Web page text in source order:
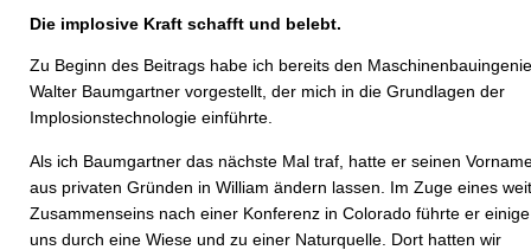
Die implosive Kraft schafft und belebt.
Zu Beginn des Beitrags habe ich bereits den
Walter Baumgartner vorgestellt, der mich in die Grundlagen der
Implosionstechnologie einführte.
Als ich Baumgartner das nächste Mal traf, hatte er seinen
aus privaten Gründen in William ändern lassen. Im Zuge eines
Zusammenseins nach einer Konferenz in Colorado führte er
uns durch eine Wiese und zu einer Naturquelle. Dort hatten wir